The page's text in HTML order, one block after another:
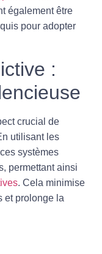
également être
pour adopter
:
crucial de
utilisant les
systèmes
permettant ainsi
. Cela minimise
et prolonge la